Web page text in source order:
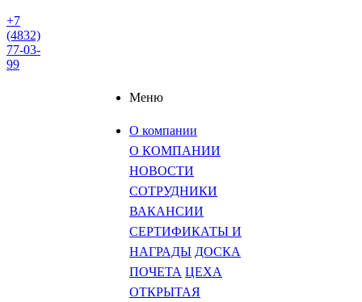
+7
(4832)
77-03-
99
Меню
О компании
О КОМПАНИИ
НОВОСТИ
СОТРУДНИКИ
ВАКАНСИИ
СЕРТИФИКАТЫ И
НАГРАДЫ ДОСКА
ПОЧЕТА ЦЕХА
ОТКРЫТАЯ